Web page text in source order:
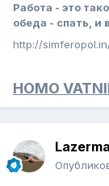
Работа - это
обеда - спать, и
http://
HOMO